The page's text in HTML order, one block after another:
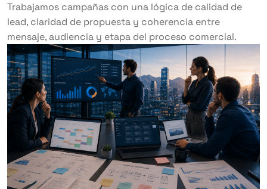
Trabajamos campañas con una lógica de calidad de
lead, claridad de propuesta y coherencia entre
mensaje, audiencia y etapa del proceso comercial.